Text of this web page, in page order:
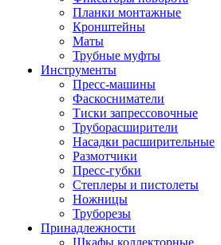
Планки монтажные
Кронштейны
Маты
Трубные муфты
Инструменты
Пресс-машины
Фаскосниматели
Тиски запрессовочные
Труборасширители
Насадки расширительные
Размотчики
Пресс-губки
Степлеры и пистолеты
Ножницы
Труборезы
Принадлежности
Шкафы коллекторные